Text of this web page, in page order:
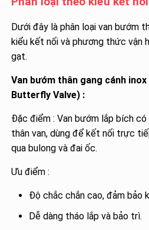
Dưới đây là phân loại van bướm
kiểu kết nối và phương thức vận
gạt.
Van bướm thân gang cánh
Butterfly Valve) :
Đặc điểm : Van bướm lắp bích
thân van, dùng để kết nối trực
qua bulong và đai ốc.
Ưu điểm :
Độ chắc chắn cao, đảm bảo
Dễ dàng tháo lắp và bảo trì.